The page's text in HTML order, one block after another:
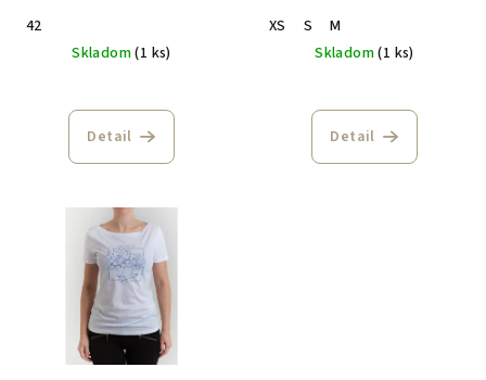
42
Skladom(1 ks)
Detail
XS S
M
Skladom(1 ks)
Detail